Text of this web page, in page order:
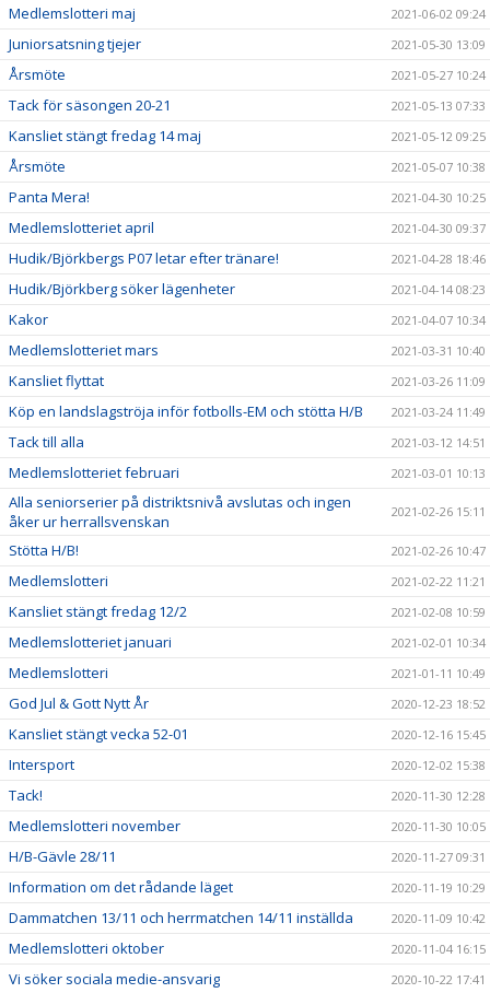
Medlemslotteri maj 2021-06-02 09:24
Juniorsatsning tjejer 2021-05-30 13:09
Årsmöte 2021-05-27 10:24
Tack för säsongen 20-21 2021-05-13 07:33
Kansliet stängt fredag 14 maj 2021-05-12 09:25
Årsmöte 2021-05-07 10:38
Panta Mera! 2021-04-30 10:25
Medlemslotteriet april 2021-04-30 09:37
Hudik/Björkbergs P07 letar efter tränare! 2021-04-28 18:46
Hudik/Björkberg söker lägenheter 2021-04-14 08:23
Kakor 2021-04-07 10:34
Medlemslotteriet mars 2021-03-31 10:40
Kansliet flyttat 2021-03-26 11:09
Köp en landslagströja inför fotbolls-EM och stötta H/B 2021-03-24 11:49
Tack till alla 2021-03-12 14:51
Medlemslotteriet februari 2021-03-01 10:13
Alla seniorserier på distriktsnivå avslutas och ingen
åker ur herrallsvenskan
2021-02-26 15:11
Stötta H/B! 2021-02-26 10:47
Medlemslotteri 2021-02-22 11:21
Kansliet stängt fredag 12/2 2021-02-08 10:59
Medlemslotteriet januari 2021-02-01 10:34
Medlemslotteri 2021-01-11 10:49
God Jul & Gott Nytt År 2020-12-23 18:52
Kansliet stängt vecka 52-01 2020-12-16 15:45
Intersport 2020-12-02 15:38
Tack! 2020-11-30 12:28
Medlemslotteri november 2020-11-30 10:05
H/B-Gävle 28/11 2020-11-27 09:31
Information om det rådande läget 2020-11-19 10:29
Dammatchen 13/11 och herrmatchen 14/11 inställda 2020-11-09 10:42
Medlemslotteri oktober 2020-11-04 16:15
Vi söker sociala medie-ansvarig 2020-10-22 17:41